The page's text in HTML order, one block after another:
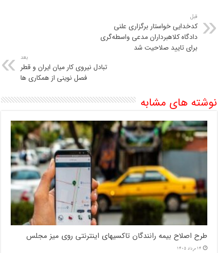
قبل
کدخدایی خواستار برگزاری علنی
دادگاه کلاهبرداران مدعی واسطه‌گری
برای تایید صلاحیت شد
بعد
تبادل نیروی کار میان ایران و قطر
فصل نوینی از همکاری ها
نوشته های مشابه
طرح اصلاح بیمه رانندگان تاکسیهای اینترنتی روی میز مجلس
14 مرداد 1405